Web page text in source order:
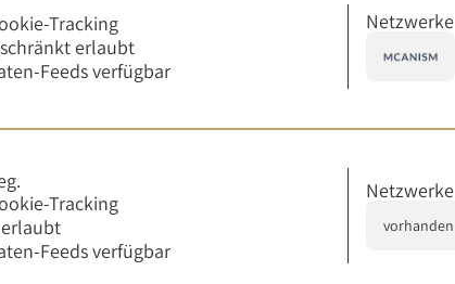
Tracking
erlaubt
Feeds verfügbar
Netzwerke
Tracking
erlaubt
Feeds verfügbar
Netzwerke
vorhanden